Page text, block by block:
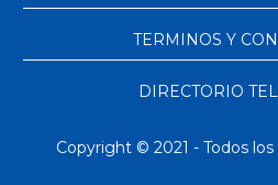
TERMINOS Y
DIRECTORIO
Copyright © 2021 - Todos